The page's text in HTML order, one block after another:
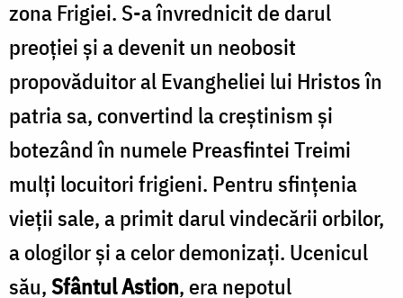
zona Frigiei. S-a învrednicit de darul
preoţiei şi a devenit un neobosit
propovăduitor al Evangheliei lui Hristos în
patria sa, convertind la creştinism şi
botezând în numele Preasfintei Treimi
mulţi locuitori frigieni. Pentru sfințenia
vieții sale, a primit darul vindecării orbilor,
a ologilor și a celor demonizați. Ucenicul
său,Sfântul Astion, era nepotul